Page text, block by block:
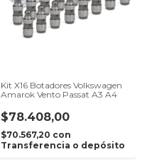
Kit X16 Botadores Volkswagen
Amarok Vento Passat A3 A4
$78.408,00
$70.567,20 con
Transferencia o depósito